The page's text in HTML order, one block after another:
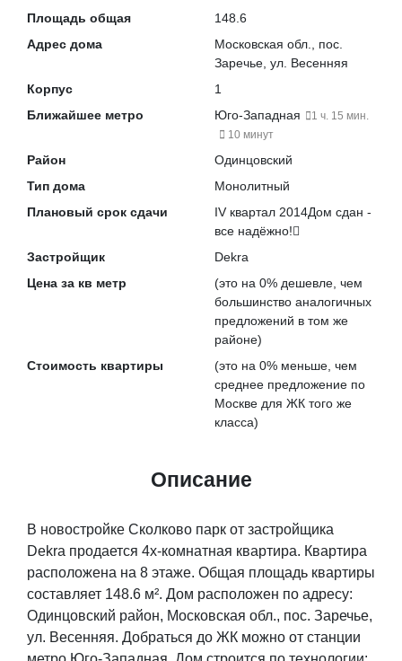
Площадь общая
148.6
Адрес дома
Московская обл., пос.
Заречье, ул. Весенняя
Корпус
1
Ближайшее метро
Юго-Западная
1 ч. 15 мин.
10 минут
Район
Одинцовский
Тип дома
Монолитный
Плановый срок сдачи
IV квартал 2014Дом сдан -
все надёжно!
Застройщик
Dekra
Цена за кв метр
(это на 0% дешевле , чем
большинство аналогичных
предложений в том же
районе)
Стоимость квартиры
(это на 0% меньше , чем
среднее предложение по
Москве для ЖК того же
класса)
Описание
В новостройке Сколково парк от застройщика
Dekra продается 4х-комнатная квартира. Квартира
расположена на 8 этаже. Общая площадь квартиры
составляет 148.6 м². Дом расположен по адресу:
Одинцовский район, Московская обл., пос. Заречье,
ул. Весенняя. Добраться до ЖК можно от станции